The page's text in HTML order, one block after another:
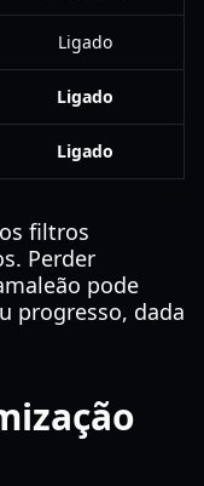
Ligado
Ligado
Ligado
filtros
Perder
pode
progresso, dada